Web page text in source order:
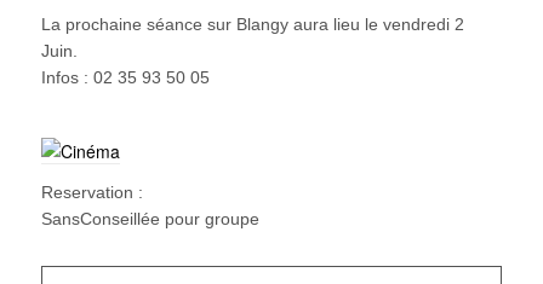
La prochaine séance sur Blangy aura lieu le vendredi 2
Juin.
Infos : 02 35 93 50 05
Reservation :
SansConseillée pour groupe